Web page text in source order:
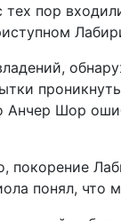
пор
Анчер Шор
покорение
понял, что